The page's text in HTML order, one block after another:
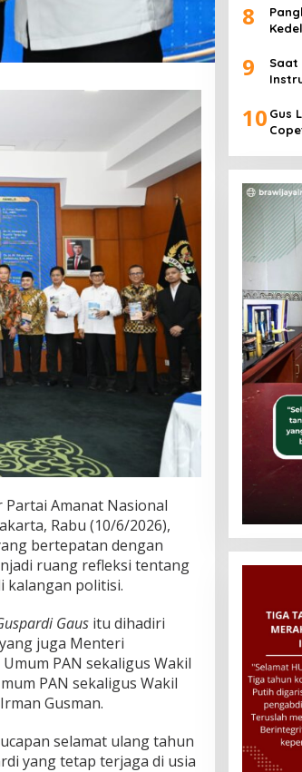
Amanat Nasional
Rabu (10/6/2026),
bertepatan dengan
ruang refleksi tentang
kalangan politisi.
Gausitu dihadiri
juga Menteri
PAN sekaligus Wakil
PAN sekaligus Wakil
Irman Gusman.
selamat ulang tahun
yang tetap terjaga di usia
8
9
Saat
10 Gus